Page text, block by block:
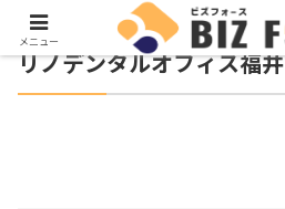
リノデンタルオフィス福井
メニュー